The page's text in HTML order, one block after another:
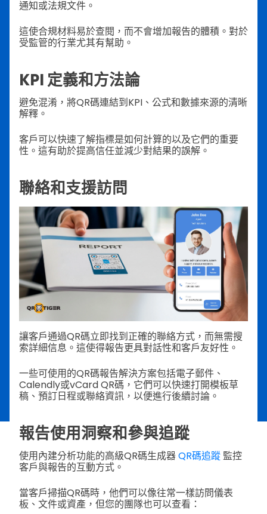
通知或法規文件。
這使合規材料易於查閱，而不會增加報告的體積。對於
受監管的行業尤其有幫助。
KPI 定義和方法論
避免混淆，將QR碼連結到KPI、公式和數據來源的清晰
解釋。
客戶可以快速了解指標是如何計算的以及它們的重要
性。這有助於提高信任並減少對結果的誤解。
聯絡和支援訪問
讓客戶通過QR碼立即找到正確的聯絡方式，而無需搜
索詳細信息。這使得報告更具對話性和客戶友好性。
一些可使用的QR碼報告解決方案包括電子郵件、
Calendly或vCard QR碼，它們可以快速打開模板草
稿、預訂日程或聯絡資訊，以便進行後續討論。
報告使用洞察和參與追蹤
使用內建分析功能的高級QR碼生成器QR碼追蹤監控
客戶與報告的互動方式。
當客戶掃描QR碼時，他們可以像往常一樣訪問儀表
板、文件或資產，但您的團隊也可以查看：